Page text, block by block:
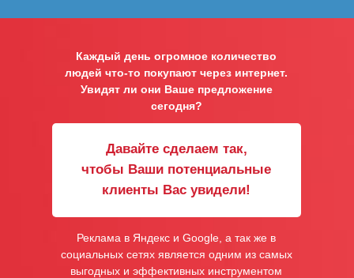
Каждый день огромное количество
людей что-то покупают через интернет.
Увидят ли они Ваше предложение
сегодня?
Реклама в Яндекс и Google, а так же в
социальных сетях является одним из самых
выгодных и эффективных инструментом
Давайте сделаем так,
чтобы Ваши потенциальные
клиенты Вас увидели!